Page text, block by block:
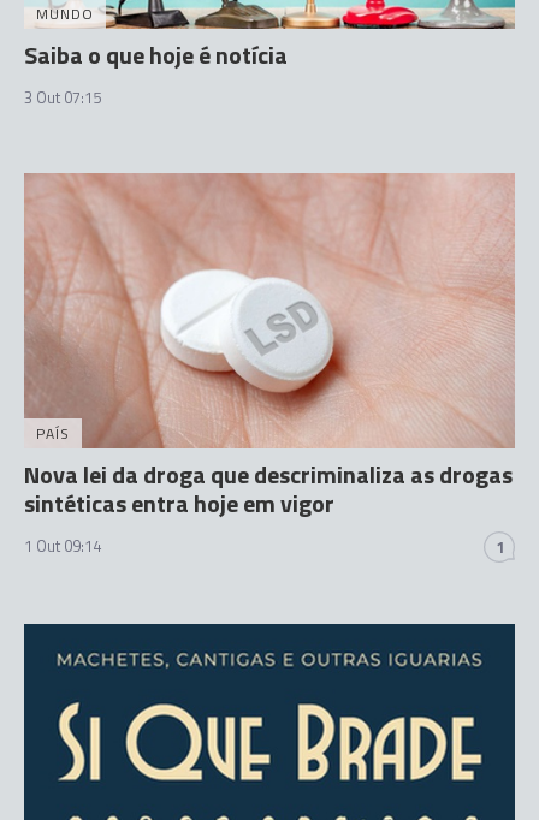
MUNDO
Saiba o que hoje é notícia
3 Out 07:15
PAÍS
Nova lei da droga que descriminaliza as drogas
sintéticas entra hoje em vigor
1 Out 09:14 1